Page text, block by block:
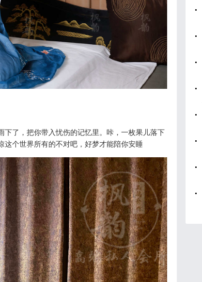
了，把你带入忧伤的记忆里。咔，一枚果儿落下
这个世界所有的不对吧，好梦才能陪你安睡